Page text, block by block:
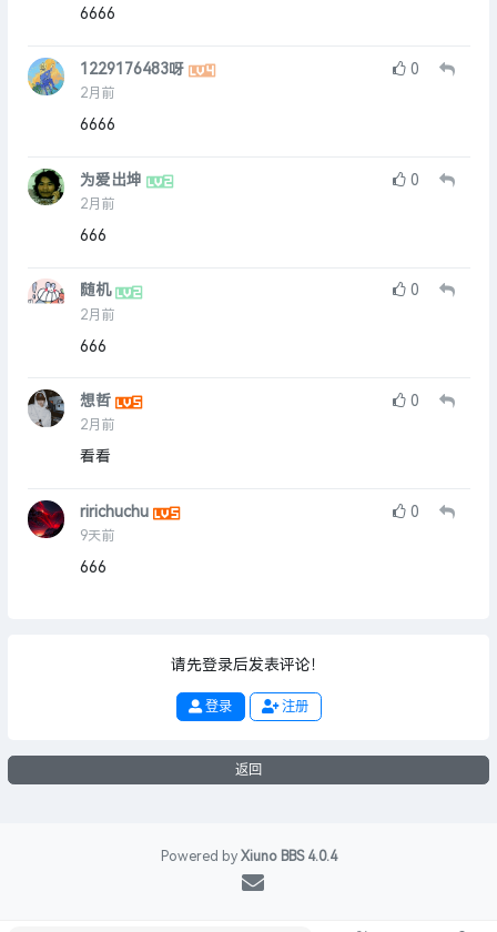
6666
1229176483呀
2月前
0
6666
为爱出坤
2月前
0
666
随机
2月前
0
666
想哲
2月前
0
看看
ririchuchu
9天前
0
666
请先登录后发表评论！
登录 注册
返回
Powered by Xiuno BBS 4.0.4